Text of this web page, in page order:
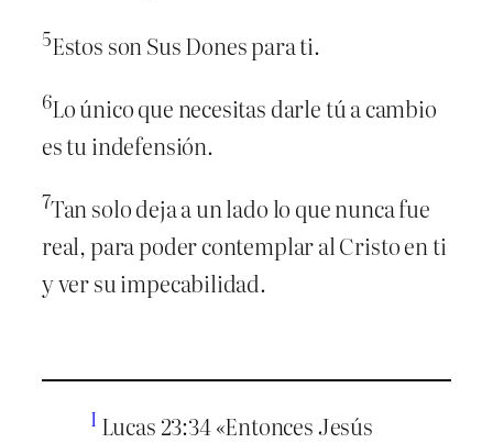
5Estos son Sus Dones para ti.
6Lo único que necesitas darle tú a cambio
es tu indefensión.
7Tan solo deja a un lado lo que nunca fue
real, para poder contemplar al Cristo en ti
y ver su impecabilidad.
I Lucas 23:34 «Entonces Jesús